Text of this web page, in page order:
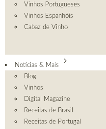
Vinhos Portugueses
Vinhos Espanhóis
Cabaz de Vinho
Notícias & Mais
Blog
Vinhos
Digital Magazine
Receitas de Brasil
Receitas de Portugal